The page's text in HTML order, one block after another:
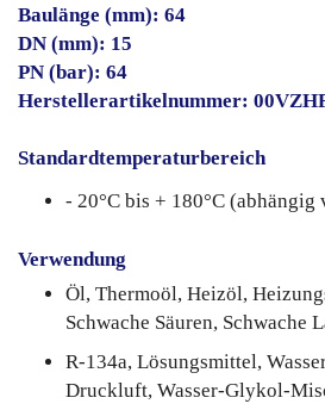
Baulänge (mm): 64
DN (mm): 15
PN (bar): 64
Herstellerartikelnummer:
Standardtemperaturbereich
- 20°C bis + 180°C
Verwendung
Öl, Thermoöl, Heizöl,
Schwache Säuren, Schwache
R-134a, Lösungsmittel,
Druckluft, Wasser-Glykol-